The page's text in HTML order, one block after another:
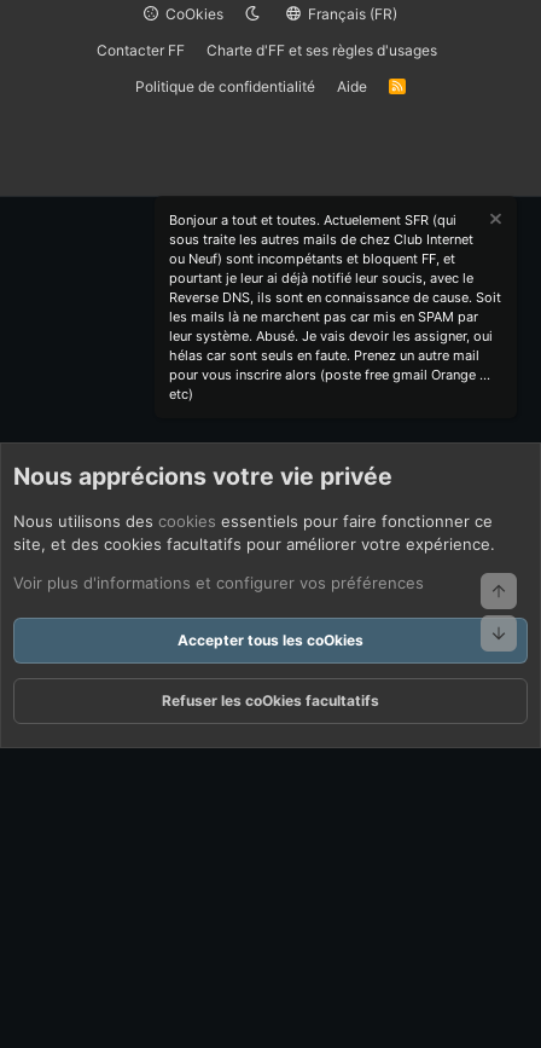
CoOkies
Français (FR)
Contacter FF
Charte d'FF et ses règles d'usages
Politique de confidentialité
Aide
R
Bonjour a tout et toutes. Actuelement SFR (qui
sous traite les autres mails de chez Club Internet
ou Neuf) sont incompétants et bloquent FF, et
pourtant je leur ai déjà notifié leur soucis, avec le
Reverse DNS, ils sont en connaissance de cause. Soit
les mails là ne marchent pas car mis en SPAM par
leur système. Abusé. Je vais devoir les assigner, oui
hélas car sont seuls en faute. Prenez un autre mail
pour vous inscrire alors (poste free gmail Orange ...
etc)
Nous apprécions votre vie privée
Nous utilisons des cookies essentiels pour faire fonctionner ce
site, et des cookies facultatifs pour améliorer votre expérience.
Voir plus d'informations et configurer vos préférences
Accepter tous les coOkies
Refuser les coOkies facultatifs